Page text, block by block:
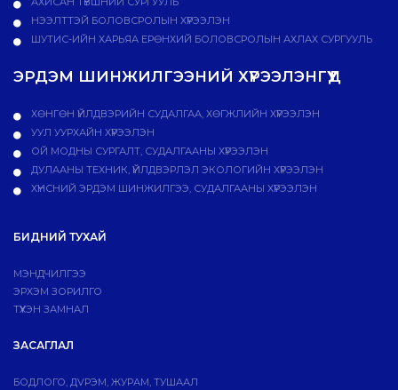
НЭЭЛТТЭЙ БОЛОВСРОЛЫН ХҮРЭЭЛЭН
ШУТИС-ИЙН ХАРЬЯА ЕРӨНХИЙ БОЛОВСРОЛЫН АХЛАХ СУРГУУЛЬ
ЭРДЭМ ШИНЖИЛГЭЭНИЙ ХҮРЭЭЛЭНГҮҮД
ХӨНГӨН ҮЙЛДВЭРИЙН СУДАЛГАА, ХӨГЖЛИЙН ХҮРЭЭЛЭН
УУЛ УУРХАЙН ХҮРЭЭЛЭН
ОЙ МОДНЫ СУРГАЛТ, СУДАЛГААНЫ ХҮРЭЭЛЭН
ДУЛААНЫ ТЕХНИК, ҮЙЛДВЭРЛЭЛ ЭКОЛОГИЙН ХҮРЭЭЛЭН
ХҮНСНИЙ ЭРДЭМ ШИНЖИЛГЭЭ, СУДАЛГААНЫ ХҮРЭЭЛЭН
БИДНИЙ ТУХАЙ
МЭНДЧИЛГЭЭ
ЭРХЭМ ЗОРИЛГО
ТҮҮХЭН ЗАМНАЛ
ЗАСАГЛАЛ
БОДЛОГО, ДVРЭМ, ЖУРАМ, ТУШААЛ